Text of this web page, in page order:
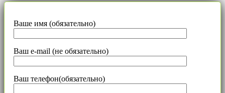
Ваше имя (обязательно)
Ваш e-mail (не обязательно)
Ваш телефон(обязательно)